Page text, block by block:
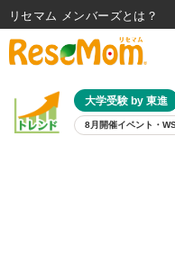
大学受験 by 東進
8月開催イベント・
リセマム メンバーズ